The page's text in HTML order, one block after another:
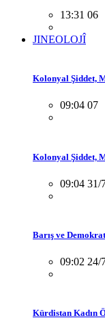
13:31 06
JINEOLOJÎ
Kolonyal Şiddet,
09:04 07
Kolonyal Şiddet,
09:04 31/
Barış ve
09:02 24/
Kürdistan Kadın